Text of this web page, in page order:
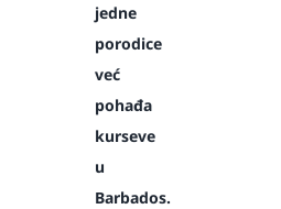
jedne
porodice
već
pohađa
kurseve
u
Barbados.